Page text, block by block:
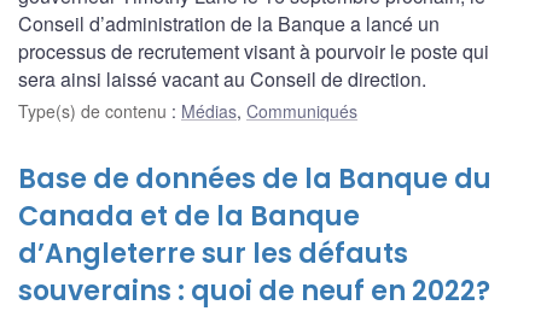
Conseil d’administration de la Banque a lancé un
processus de recrutement visant à pourvoir le poste qui
sera ainsi laissé vacant au Conseil de direction.
Type(s) de contenu : Médias, Communiqués
Base de données de la Banque du
Canada et de la Banque
d’Angleterre sur les défauts
souverains : quoi de neuf en 2022?